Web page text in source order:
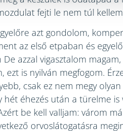
fejti le nem túl
azt gondolom,
az első etpaban és
azzal vigasztalom
ezt is nyilván megfogom.
csak ez nem megy
hét éhezés után a türelme is
be kell valljam: várom
orvoslátogatásra